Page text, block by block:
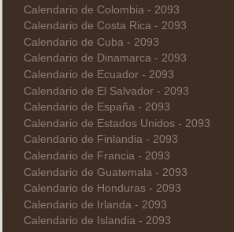
Calendario de Colombia - 2093
Calendario de Costa Rica - 2093
Calendario de Cuba - 2093
Calendario de Dinamarca - 2093
Calendario de Ecuador - 2093
Calendario de El Salvador - 2093
Calendario de España - 2093
Calendario de Estados Unidos - 2093
Calendario de Finlandia - 2093
Calendario de Francia - 2093
Calendario de Guatemala - 2093
Calendario de Honduras - 2093
Calendario de Irlanda - 2093
Calendario de Islandia - 2093